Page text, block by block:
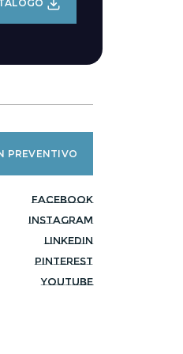
PREVENTIVO
facebook
instagram
linkedin
pinterest
youtube